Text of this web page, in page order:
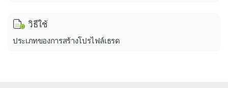
วิธีใช้
ประเภทของการสร้างโปรไฟล์เธรด